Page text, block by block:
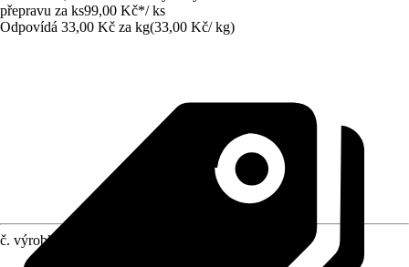
přepravu za ks99,00 Kč*/ ks
Odpovídá 33,00 Kč za kg(33,00 Kč/ kg)
č. výrobku